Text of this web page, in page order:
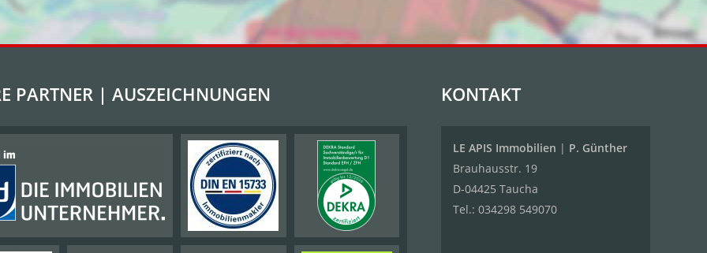
PARTNER | AUSZEICHNUNGEN KONTAKT
LE APIS Immobilien | P. Günther
Brauhausstr. 19
D-04425 Taucha
Tel.: 034298 549070